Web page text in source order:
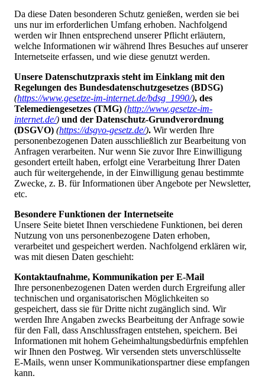
Da diese Daten besonderen Schutz genießen, werden sie bei
uns nur im erforderlichen Umfang erhoben. Nachfolgend
werden wir Ihnen entsprechend unserer Pflicht erläutern,
welche Informationen wir während Ihres Besuches auf unserer
Internetseite erfassen, und wie diese genutzt werden.
Unsere Datenschutzpraxis steht im Einklang mit den
Regelungen des Bundesdatenschutzgesetzes (BDSG)
(https://www.gesetze-im-internet.de/bdsg_1990/), des
Telemediengesetzes (TMG) (http://www.gesetze-im-
internet.de/) und der Datenschutz-Grundverordnung
(DSGVO) (https://dsgvo-gesetz.de/). Wir werden Ihre
personenbezogenen Daten ausschließlich zur Bearbeitung von
Anfragen verarbeiten. Nur wenn Sie zuvor Ihre Einwilligung
gesondert erteilt haben, erfolgt eine Verarbeitung Ihrer Daten
auch für weitergehende, in der Einwilligung genau bestimmte
Zwecke, z. B. für Informationen über Angebote per Newsletter,
etc.
Besondere Funktionen der Internetseite
Unsere Seite bietet Ihnen verschiedene Funktionen, bei deren
Nutzung von uns personenbezogene Daten erhoben,
verarbeitet und gespeichert werden. Nachfolgend erklären wir,
was mit diesen Daten geschieht:
Kontaktaufnahme, Kommunikation per E-Mail
Ihre personenbezogenen Daten werden durch Ergreifung aller
technischen und organisatorischen Möglichkeiten so
gespeichert, dass sie für Dritte nicht zugänglich sind. Wir
werden Ihre Angaben zwecks Bearbeitung der Anfrage sowie
für den Fall, dass Anschlussfragen entstehen, speichern. Bei
Informationen mit hohem Geheimhaltungsbedürfnis empfehlen
wir Ihnen den Postweg. Wir versenden stets unverschlüsselte
E-Mails, wenn unser Kommunikationspartner diese empfangen
kann.